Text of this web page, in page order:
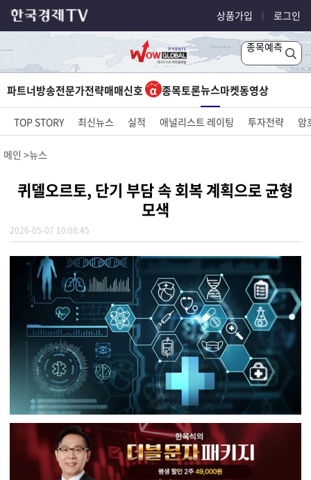
상품가입 로그인
종목예측
파트너방송전문가전략매매신호 종목토론뉴스마켓동영상
TOP STORY 최신뉴스 실적 애널리스트 레이팅 투자전략 암
메인 뉴스
퀴델오르토, 단기 부담 속 회복 계획으로 균형
모색
2026-05-07 10:08:45